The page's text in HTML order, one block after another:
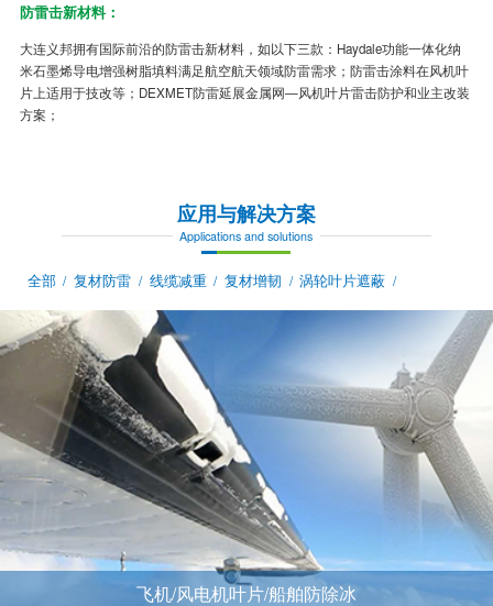
防雷击新材料：
大连义邦拥有国际前沿的防雷击新材料，如以下三款：Haydale功能一体化纳
米石墨烯导电增强树脂填料满足航空航天领域防雷需求；防雷击涂料在风机叶
片上适用于技改等；DEXMET防雷延展金属网—风机叶片雷击防护和业主改装
方案；
应用与解决方案
Applications and solutions
全部 / 复材防雷 / 线缆减重 / 复材增韧 / 涡轮叶片遮蔽 /
飞机/风电机叶片/船舶防除冰